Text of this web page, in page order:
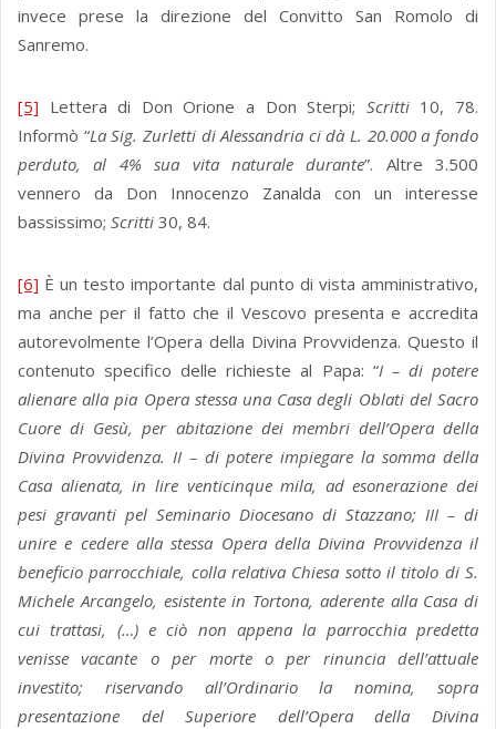
invece prese la direzione del Convitto San Romolo di
Sanremo.
[5] Lettera di Don Orione a Don Sterpi; Scritti10, 78.
Informò “La Sig. Zurletti di Alessandria ci dà L. 20.000 a fondo
perduto, al 4% sua vita naturale durante”. Altre 3.500
vennero da Don Innocenzo Zanalda con un interesse
bassissimo; Scritti 30, 84.
[6] È un testo importante dal punto di vista amministrativo,
ma anche per il fatto che il Vescovo presenta e accredita
autorevolmente l’Opera della Divina Provvidenza. Questo il
contenuto specifico delle richieste al Papa: “I – di potere
alienare alla pia Opera stessa una Casa degli Oblati del Sacro
Cuore di Gesù, per abitazione dei membri dell’Opera della
Divina Provvidenza. II – di potere impiegare la somma della
Casa alienata, in lire venticinque mila, ad esonerazione dei
pesi gravanti pel Seminario Diocesano di Stazzano; III – di
unire e cedere alla stessa Opera della Divina Provvidenza il
beneficio parrocchiale, colla relativa Chiesa sotto il titolo di S.
Michele Arcangelo, esistente in Tortona, aderente alla Casa di
cui trattasi, (…) e ciò non appena la parrocchia predetta
venisse vacante o per morte o per rinuncia dell’attuale
investito;
riservando all’Ordinario la nomina, sopra
presentazione del Superiore dell’Opera della Divina